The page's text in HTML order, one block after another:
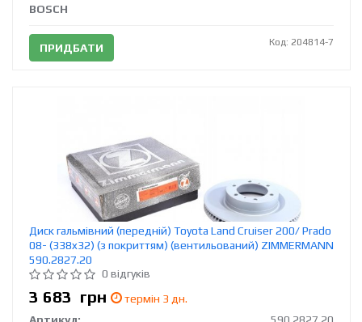
BOSCH
ПРИДБАТИ Код: 204814-7
Диск гальмівний (передній) Toyota Land Cruiser 200/ Prado
08- (338x32) (з покриттям) (вентильований) ZIMMERMANN
590.2827.20
0 відгуків
3 683 грн
термін 3 дн.
Артикул:
590.2827.20